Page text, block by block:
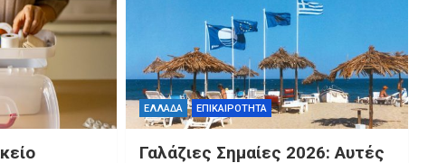
ΕΛΛΑΔΑ ΕΠΙΚΑΙΡΟΤΗΤΑ
Γαλάζιες Σημαίες 2026: Αυτές